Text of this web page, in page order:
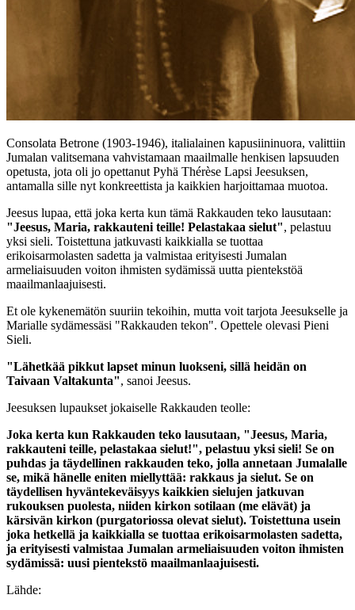
Consolata Betrone (1903-1946), italialainen kapusiininuora, valittiin
Jumalan valitsemana vahvistamaan maailmalle henkisen lapsuuden
opetusta, jota oli jo opettanut Pyhä Thérèse Lapsi Jeesuksen,
antamalla sille nyt konkreettista ja kaikkien harjoittamaa muotoa.
Jeesus lupaa, että joka kerta kun tämä Rakkauden teko lausutaan:
"Jeesus, Maria, rakkauteni teille! Pelastakaa sielut", pelastuu
yksi sieli. Toistettuna jatkuvasti kaikkialla se tuottaa
erikoisarmolasten sadetta ja valmistaa erityisesti Jumalan
armeliaisuuden voiton ihmisten sydämissä uutta pientekstöä
maailmanlaajuisesti.
Et ole kykenemätön suuriin tekoihin, mutta voit tarjota Jeesukselle ja
Marialle sydämessäsi "Rakkauden tekon". Opettele olevasi Pieni
Sieli.
"Lähetkää pikkut lapset minun luokseni, sillä heidän on
Taivaan Valtakunta", sanoi Jeesus.
Jeesuksen lupaukset jokaiselle Rakkauden teolle:
Joka kerta kun Rakkauden teko lausutaan, "Jeesus, Maria,
rakkauteni teille, pelastakaa sielut!", pelastuu yksi sieli! Se on
puhdas ja täydellinen rakkauden teko, jolla annetaan Jumalalle
se, mikä hänelle eniten miellyttää: rakkaus ja sielut. Se on
täydellisen hyväntekeväisyys kaikkien sielujen jatkuvan
rukouksen puolesta, niiden kirkon sotilaan (me elävät) ja
kärsivän kirkon (purgatoriossa olevat sielut). Toistettuna usein
joka hetkellä ja kaikkialla se tuottaa erikoisarmolasten sadetta,
ja erityisesti valmistaa Jumalan armeliaisuuden voiton ihmisten
sydämissä: uusi pientekstö maailmanlaajuisesti.
Lähde: